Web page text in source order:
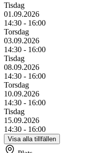
Tisdag
01.09.2026
14:30 - 16:00
Torsdag
03.09.2026
14:30 - 16:00
Tisdag
08.09.2026
14:30 - 16:00
Torsdag
10.09.2026
14:30 - 16:00
Tisdag
15.09.2026
14:30 - 16:00
Visa alla tillfällen